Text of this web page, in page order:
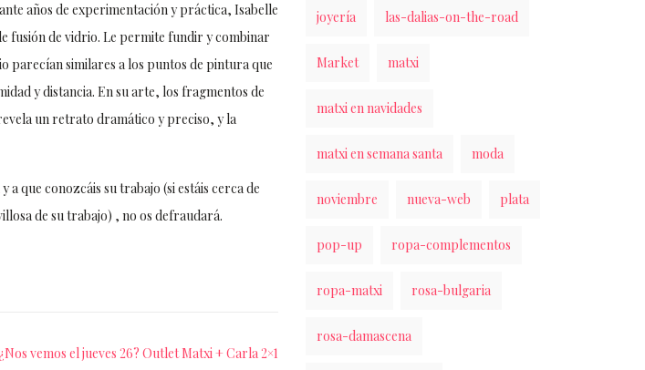
años de experimentación y práctica, Isabelle
fusión de vidrio. Le permite fundir y combinar
parecían similares a los puntos de pintura que
y distancia. En su arte, los fragmentos de
un retrato dramático y preciso, y la
y a que conozcáis su trabajo (si estáis cerca de
de su trabajo) , no os defraudará.
¿Nos vemos el jueves 26? Outlet Matxi + Carla 2×1
joyería las-dalias-on-the-road
Market matxi
matxi en navidades
matxi en semana santa moda
noviembre nueva-web plata
pop-up ropa-complementos
ropa-matxi rosa-bulgaria
rosa-damascena